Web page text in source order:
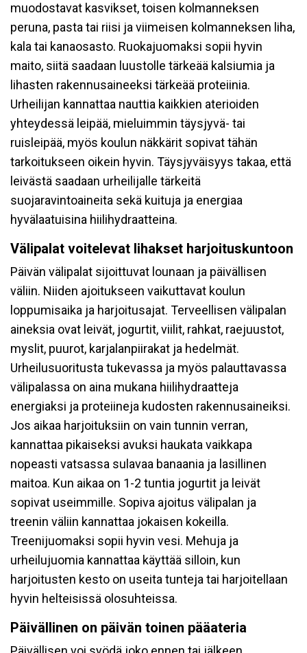
muodostavat kasvikset, toisen kolmanneksen
peruna, pasta tai riisi ja viimeisen kolmanneksen liha,
kala tai kanaosasto. Ruokajuomaksi sopii hyvin
maito, siitä saadaan luustolle tärkeää kalsiumia ja
lihasten rakennusaineeksi tärkeää proteiinia.
Urheilijan kannattaa nauttia kaikkien aterioiden
yhteydessä leipää, mieluimmin täysjyvä- tai
ruisleipää, myös koulun näkkärit sopivat tähän
tarkoitukseen oikein hyvin. Täysjyväisyys takaa, että
leivästä saadaan urheilijalle tärkeitä
suojaravintoaineita sekä kuituja ja energiaa
hyvälaatuisina hiilihydraatteina.
Välipalat voitelevat lihakset harjoituskuntoon
Päivän välipalat sijoittuvat lounaan ja päivällisen
väliin. Niiden ajoitukseen vaikuttavat koulun
loppumisaika ja harjoitusajat. Terveellisen välipalan
aineksia ovat leivät, jogurtit, viilit, rahkat, raejuustot,
myslit, puurot, karjalanpiirakat ja hedelmät.
Urheilusuoritusta tukevassa ja myös palauttavassa
välipalassa on aina mukana hiilihydraatteja
energiaksi ja proteiineja kudosten rakennusaineiksi.
Jos aikaa harjoituksiin on vain tunnin verran,
kannattaa pikaiseksi avuksi haukata vaikkapa
nopeasti vatsassa sulavaa banaania ja lasillinen
maitoa. Kun aikaa on 1-2 tuntia jogurtit ja leivät
sopivat useimmille. Sopiva ajoitus välipalan ja
treenin väliin kannattaa jokaisen kokeilla.
Treenijuomaksi sopii hyvin vesi. Mehuja ja
urheilujuomia kannattaa käyttää silloin, kun
harjoitusten kesto on useita tunteja tai harjoitellaan
hyvin helteisissä olosuhteissa.
Päivällinen on päivän toinen pääateria